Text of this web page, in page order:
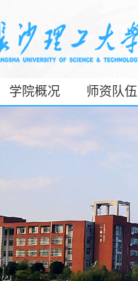
学院概况 师资队伍